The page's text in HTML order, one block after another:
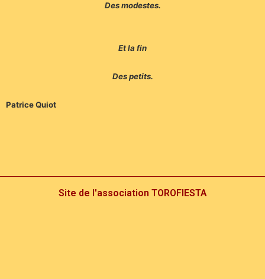
Des modestes.
Et la fin
Des petits.
Patrice Quiot
Site de l'association TOROFIESTA